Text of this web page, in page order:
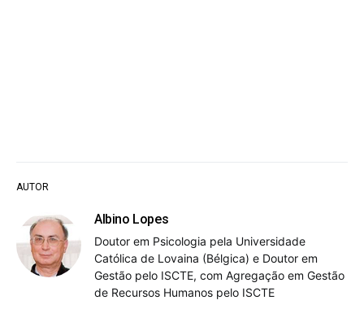
AUTOR
Albino Lopes
Doutor em Psicologia pela Universidade
Católica de Lovaina (Bélgica) e Doutor em
Gestão pelo ISCTE, com Agregação em Gestão
de Recursos Humanos pelo ISCTE